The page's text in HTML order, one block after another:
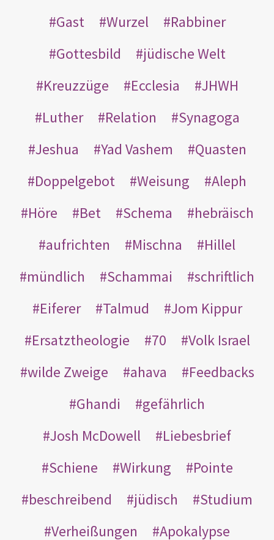
Gast
Wurzel
Rabbiner
Gottesbild
jüdische Welt
Kreuzzüge
Ecclesia
JHWH
Luther
Relation
Synagoga
Jeshua
Yad Vashem
Quasten
Doppelgebot
Weisung
Aleph
Höre
Bet Schema
hebräisch
aufrichten
Mischna
Hillel
mündlich
Schammai
schriftlich
Eiferer
Talmud
Jom Kippur
Ersatztheologie
70
Volk Israel
wilde Zweige
ahava
Feedbacks
Ghandi
gefährlich
Josh McDowell
Liebesbrief
Schiene
Wirkung
Pointe
beschreibend
jüdisch
Studium
Verheißungen
Apokalypse